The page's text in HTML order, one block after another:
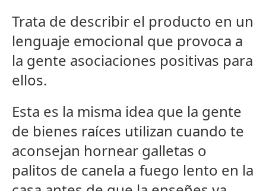
Trata de describir el producto en un
lenguaje emocional que provoca a
la gente asociaciones positivas para
ellos.
Esta es la misma idea que la gente
de bienes raíces utilizan cuando te
aconsejan hornear galletas o
palitos de canela a fuego lento en la